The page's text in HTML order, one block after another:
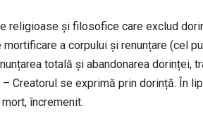
religioase și filosofice care exclud
a corpului și renunțare (cel
totală și abandonarea dorinței,
Creatorul se exprimă prin dorință. În
încremenit.